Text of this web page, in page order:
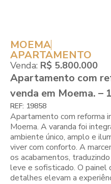
MOEMA
APARTAMENTO
Venda: R$ 5.800.000
Apartamento com
venda em Moema. –
REF: 19858
Apartamento com reforma
Moema. A varanda foi
ambiente único, amplo e
viver com conforto. A
os acabamentos,
leve e sofisticado. O painel
detalhes elevam a